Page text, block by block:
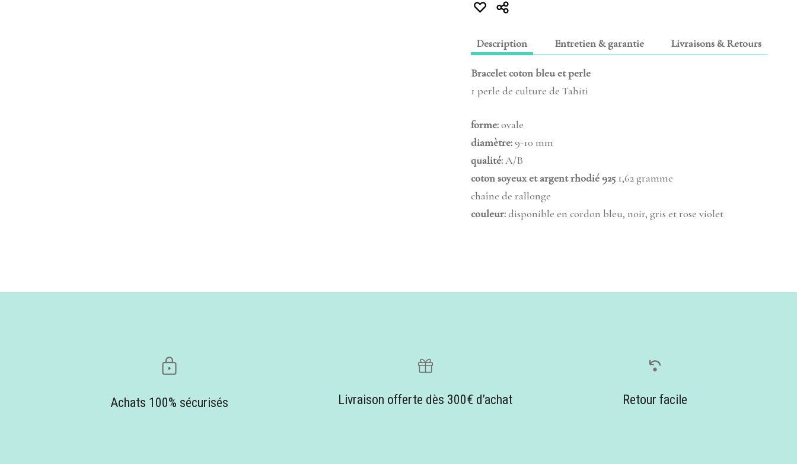
Description Entretien & garantie Livraisons & Retours
Bracelet coton bleu et perle
1 perle de culture de Tahiti
forme:ovale
diamètre:9-10 mm
qualité:A/B
coton soyeux et argent rhodié 925 1,62 gramme
chaîne de rallonge
couleur:disponible en cordon bleu, noir, gris et rose violet
Achats 100% sécurisés Livraison offerte dès 300€ d’achat Retour facile